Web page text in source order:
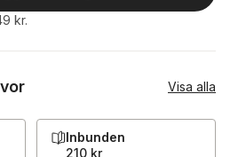
kr.
Visa alla
Inbunden
210 kr